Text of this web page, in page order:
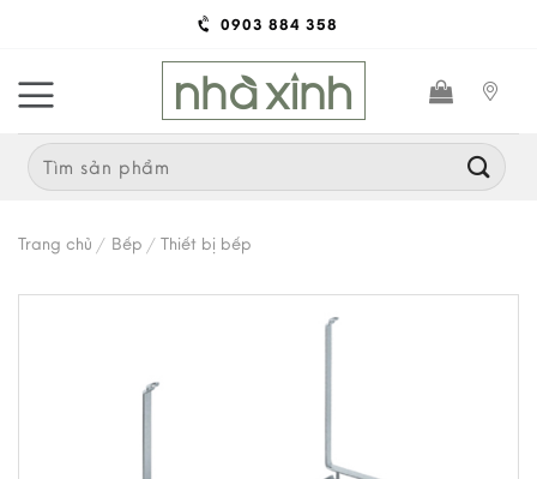
content
0903 884 358
Search
for:
Trang chủ / Bếp / Thiết bị bếp